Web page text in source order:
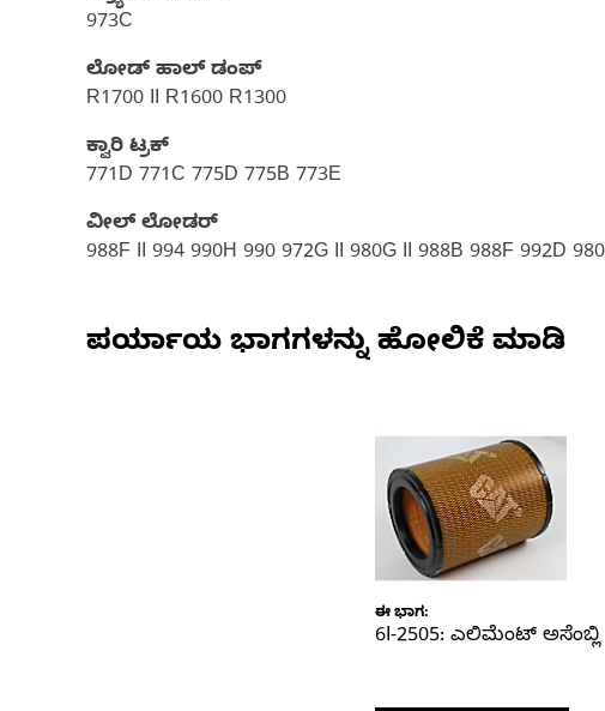
973C
ಲೋಡ್ ಹಾಲ್ ಡಂಪ್
R1700 II R1600 R1300
ಕ್ವಾರಿ ಟ್ರಕ್
771D 771C 775D 775B 773E
ವೀಲ್ ಲೋಡರ್
988F II 994 990H 990 972G II 980G II 988B 988F 992D
ಪರ್ಯಾಯ ಭಾಗಗಳನ್ನು ಹೋಲಿಕೆ ಮಾಡಿ
ಈ ಭಾಗ:
6I-2505: ಎಲಿಮೆಂಟ್ ಅಸೆಂಬ್ಲಿ